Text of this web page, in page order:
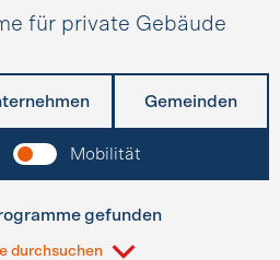
für private Gebäude
Gemeinden
Mobilität
gefunden
durchsuchen